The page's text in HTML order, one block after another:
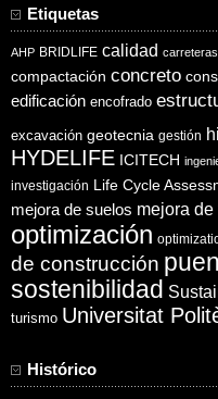
Etiquetas
AHP BRIDLIFE calidad carreteras
compactación concreto
edificación encofrado
excavación geotecnia gestión
HYDELIFE ICITECH
investigación Life Cycle
mejora de suelos mejora de
optimización
de construcción
sostenibilidad
turismo Universitat
Histórico